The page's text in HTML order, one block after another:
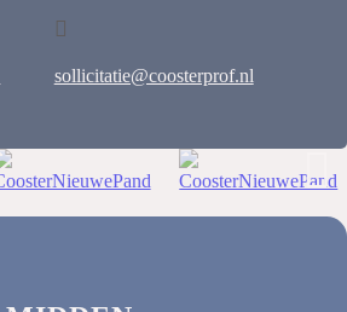
sollicitatie@coosterprof.nl